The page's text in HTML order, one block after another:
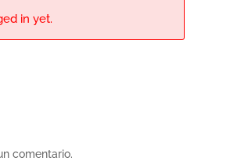
in yet.
comentario.